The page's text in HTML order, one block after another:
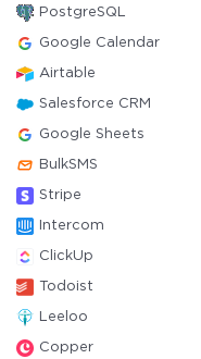
PostgreSQL
Google Calendar
Airtable
Salesforce CRM
Google Sheets
BulkSMS
Stripe
Intercom
ClickUp
Todoist
Leeloo
Copper